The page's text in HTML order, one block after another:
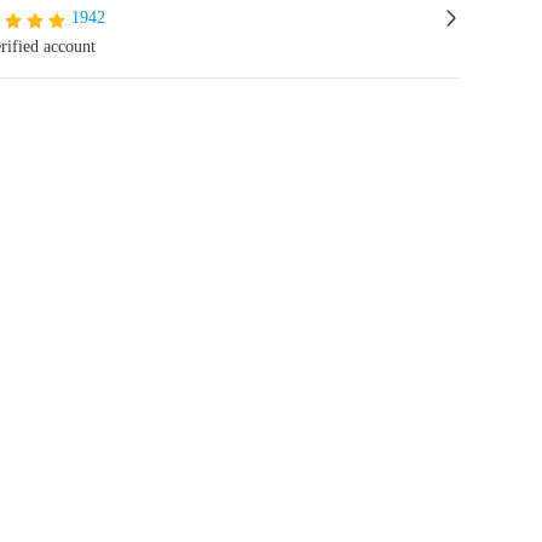
1942
account